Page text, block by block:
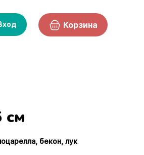
Корзина
см
бекон, лук